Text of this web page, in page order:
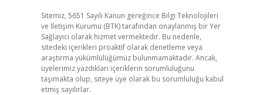
Sitemiz, 5651 Sayılı Kanun gereğince Bilgi Teknolojileri
ve İletişim Kurumu (BTK) tarafından onaylanmış bir Yer
Sağlayıcı olarak hizmet vermektedir. Bu nedenle,
sitedeki içerikleri proaktif olarak denetleme veya
araştırma yükümlülüğümüz bulunmamaktadır. Ancak,
üyelerimiz yazdıkları içeriklerin sorumluluğunu
taşımakta olup, siteye üye olarak bu sorumluluğu kabul
etmiş sayılırlar.